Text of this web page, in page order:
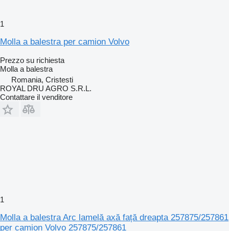
1
Molla a balestra per camion Volvo
Prezzo su richiesta
Molla a balestra
Romania, Cristesti
ROYAL DRU AGRO S.R.L.
Contattare il venditore
1
Molla a balestra Arc lamelă axă față dreapta 257875/257861
per camion Volvo 257875/257861